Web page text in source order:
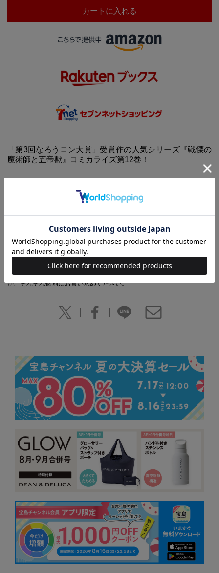
カートに入れる
「第3回なろうコン大賞」受賞作の人気シリーズ『戦慄の
魔術師と五帝獣』コミカライズ第12巻！
撃の知らせが。それは倒したはずの父親からの帰郷命令で――!?
【あわせ買い時の配送について】
予約商品と他商品を同時にお求めの場合、最も発売日の遅い商品に合わ
せての一括配送となります。
ご注意ください。別々の配送をご希望の場合は、お手数をおかけします
が、それぞれ個別にお買い求めください。